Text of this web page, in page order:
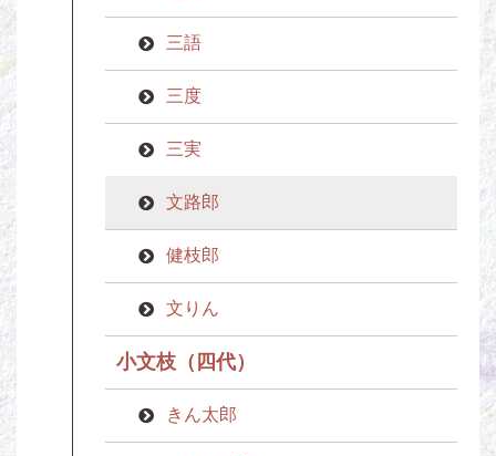
三語
三度
三実
文路郎
健枝郎
文りん
小文枝（四代）
きん太郎